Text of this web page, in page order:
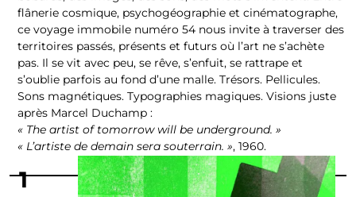
flânerie cosmique, psychogéographie et cinématographe,
ce voyage immobile numéro 54 nous invite à traverser des
territoires passés, présents et futurs où l’art ne s’achète
pas. Il se vit avec peu, se rêve, s’enfuit, se rattrape et
s’oublie parfois au fond d’une malle. Trésors. Pellicules.
Sons magnétiques. Typographies magiques. Visions juste
après Marcel Duchamp :
« The artist of tomorrow will be underground. »
« L’artiste de demain sera souterrain. », 1960.
1